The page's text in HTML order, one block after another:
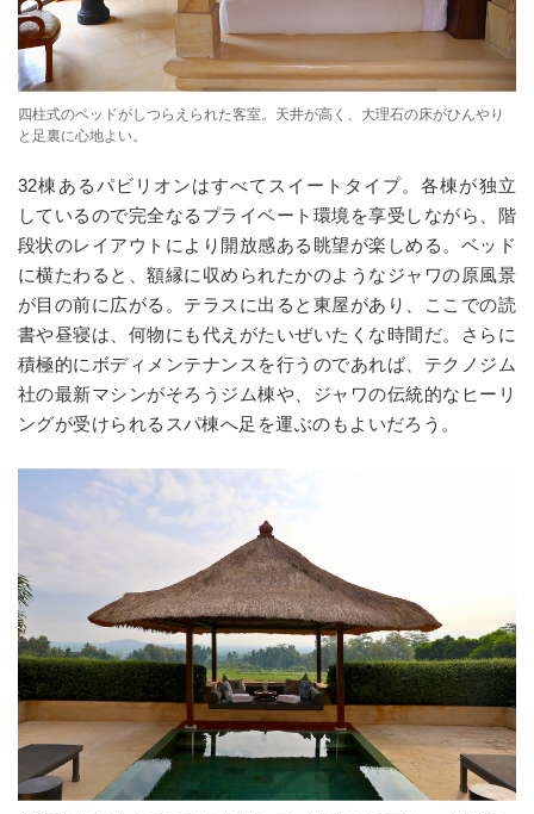
四柱式のベッドがしつらえられた客室。天井が高く、大理石の床がひんやり
と足裏に心地よい。
32棟あるパビリオンはすべてスイートタイプ。各棟が独立
しているので完全なるプライベート環境を享受しながら、階
段状のレイアウトにより開放感ある眺望が楽しめる。ベッド
に横たわると、額縁に収められたかのようなジャワの原風景
が目の前に広がる。テラスに出ると東屋があり、ここでの読
書や昼寝は、何物にも代えがたいぜいたくな時間だ。さらに
積極的にボディメンテナンスを行うのであれば、テクノジム
社の最新マシンがそろうジム棟や、ジャワの伝統的なヒーリ
ングが受けられるスパ棟へ足を運ぶのもよいだろう。